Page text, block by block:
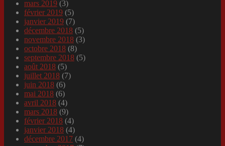
mars 2019 (3)
février 2019 (5)
janvier 2019 (7)
décembre 2018 (5)
novembre 2018 (3)
octobre 2018 (8)
septembre 2018 (5)
août 2018 (5)
juillet 2018 (7)
juin 2018 (6)
mai 2018 (6)
avril 2018 (4)
mars 2018 (9)
février 2018 (4)
janvier 2018 (4)
décembre 2017 (4)